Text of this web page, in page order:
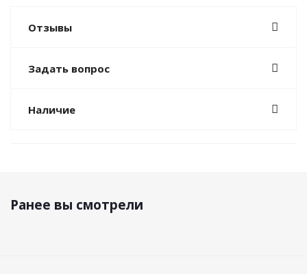
Отзывы
Задать вопрос
Наличие
Ранее вы смотрели